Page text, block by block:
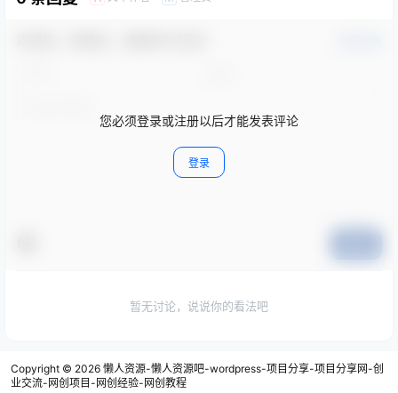
您必须登录或注册以后才能发表评论
登录
暂无讨论，说说你的看法吧
Copyright © 2026 懒人资源-懒人资源吧-wordpress-项目分享-项目分享网-创
业交流-网创项目-网创经验-网创教程